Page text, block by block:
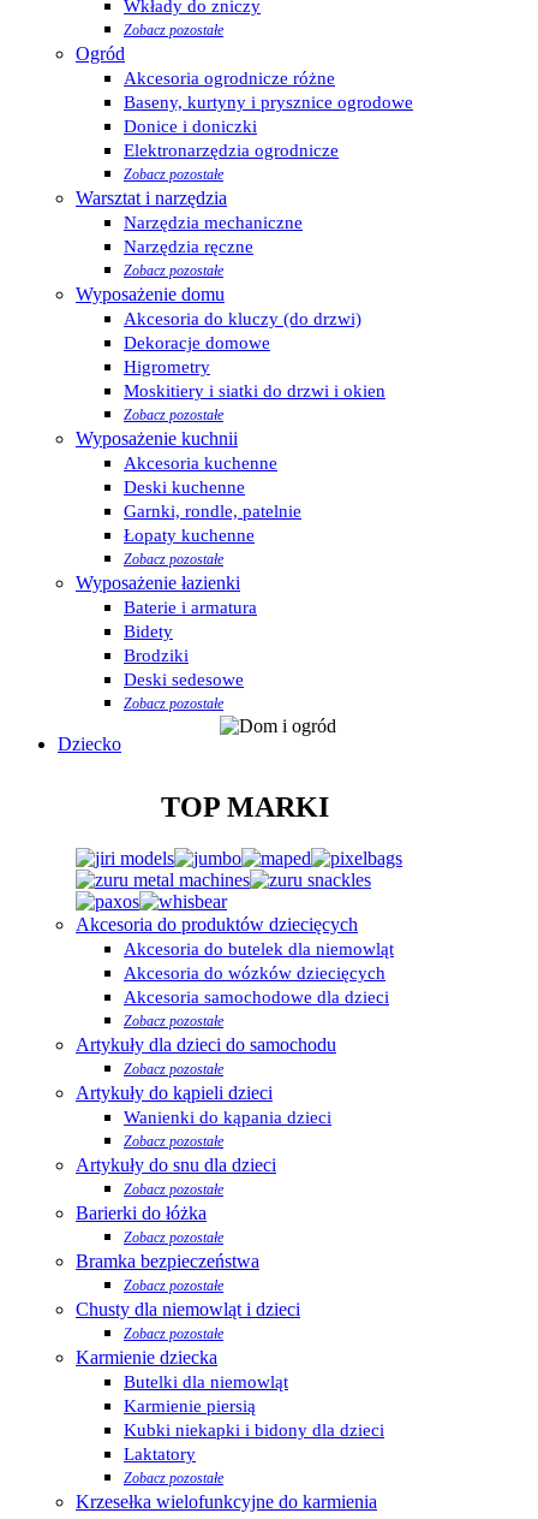
Wkłady do zniczy
Zobacz pozostałe
Ogród
Akcesoria ogrodnicze różne
Baseny, kurtyny i prysznice ogrodowe
Donice i doniczki
Elektronarzędzia ogrodnicze
Zobacz pozostałe
Warsztat i narzędzia
Narzędzia mechaniczne
Narzędzia ręczne
Zobacz pozostałe
Wyposażenie domu
Akcesoria do kluczy (do drzwi)
Dekoracje domowe
Higrometry
Moskitiery i siatki do drzwi i okien
Zobacz pozostałe
Wyposażenie kuchnii
Akcesoria kuchenne
Deski kuchenne
Garnki, rondle, patelnie
Łopaty kuchenne
Zobacz pozostałe
Wyposażenie łazienki
Baterie i armatura
Bidety
Brodziki
Deski sedesowe
Zobacz pozostałe
Dziecko
TOP MARKI
Akcesoria do produktów dziecięcych
Akcesoria do butelek dla niemowląt
Akcesoria do wózków dziecięcych
Akcesoria samochodowe dla dzieci
Zobacz pozostałe
Artykuły dla dzieci do samochodu
Zobacz pozostałe
Artykuły do kąpieli dzieci
Wanienki do kąpania dzieci
Zobacz pozostałe
Artykuły do snu dla dzieci
Zobacz pozostałe
Barierki do łóżka
Zobacz pozostałe
Bramka bezpieczeństwa
Zobacz pozostałe
Chusty dla niemowląt i dzieci
Zobacz pozostałe
Karmienie dziecka
Butelki dla niemowląt
Karmienie piersią
Kubki niekapki i bidony dla dzieci
Laktatory
Zobacz pozostałe
Krzesełka wielofunkcyjne do karmienia